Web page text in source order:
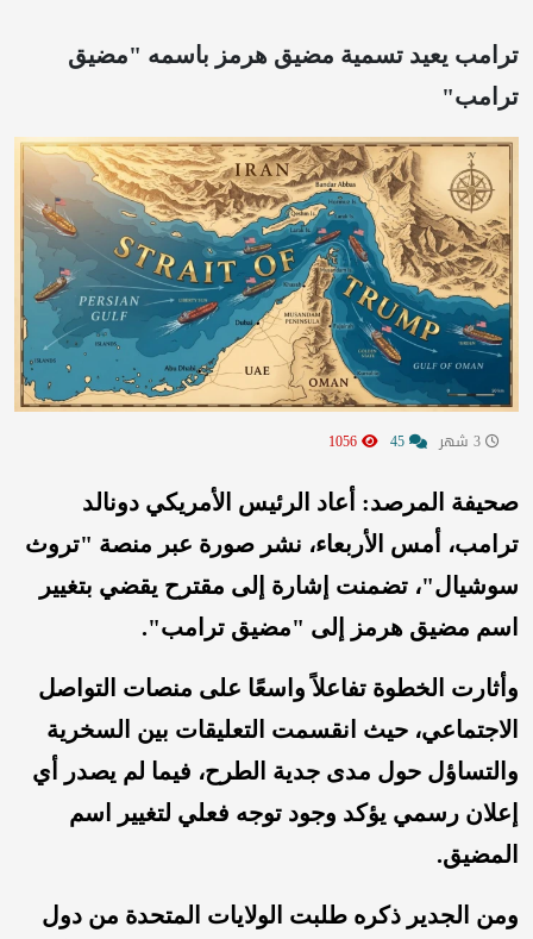
ترامب يعيد تسمية مضيق هرمز باسمه "مضيق
ترامب"
صحيفة المرصد: أعاد الرئيس الأمريكي دونالد
ترامب، أمس الأربعاء، نشر صورة عبر منصة "تروث
سوشيال"، تضمنت إشارة إلى مقترح يقضي بتغيير
اسم مضيق هرمز إلى "مضيق ترامب".
وأثارت الخطوة تفاعلاً واسعًا على منصات التواصل
الاجتماعي، حيث انقسمت التعليقات بين السخرية
والتساؤل حول مدى جدية الطرح، فيما لم يصدر أي
إعلان رسمي يؤكد وجود توجه فعلي لتغيير اسم
المضيق.
ومن الجدير ذكره طلبت الولايات المتحدة من دول